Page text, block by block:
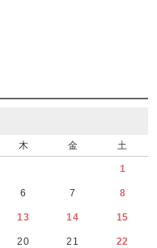
木 金 土
1
6 7 8
13 14 15
20 21 22